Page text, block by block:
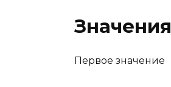
Значения
Первое значение